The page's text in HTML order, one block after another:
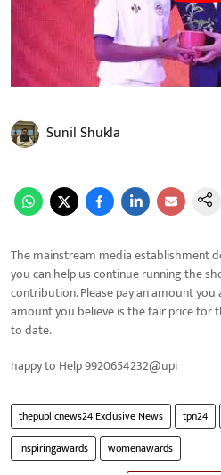
Sunil Shukla
The mainstream media establishment
you can help us continue running the
contribution. Please pay an amount
amount you believe is the fair price for
to date.
happy to Help 9920654232@upi
thepublicnews24 Exclusive News tpn24
inspiringawards
womenawards